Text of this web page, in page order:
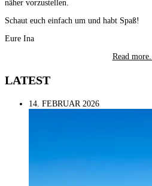
näher vorzustellen.
Schaut euch einfach um und habt Spaß!
Eure Ina
Read more...
LATEST
14. FEBRUAR 2026